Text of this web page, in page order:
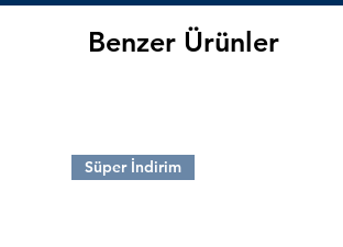
seçeneği
Benzer Ürünler
Süper İndirim